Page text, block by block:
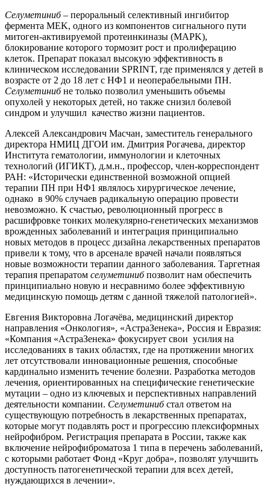
Селуметиниб– пероральный селективный ингибитор
фермента MEK, одного из компонентов сигнального пути
митоген-активируемой протеинкиназы (MAPK),
блокирование которого тормозит рост и пролиферацию
клеток. Препарат показал высокую эффективность в
клиническом исследовании SPRINT, где применялся у детей в
возрасте от 2 до 18 лет с НФ1 и неоперабельными ПН.
Селуметинибне только позволил уменьшить объемы
опухолей у некоторых детей, но также снизил болевой
синдром и улучшил качество жизни пациентов.
Алексей Александрович Масчан, заместитель генерального
директора НМИЦ ДГОИ им. Дмитрия Рогачева, директор
Института гематологии, иммунологии и клеточных
технологий (ИГИКТ), д.м.н., профессор, член-корреспондент
РАН: «Исторически единственной возможной опцией
терапии ПН при НФ1 являлось хирургическое лечение,
однако в 90% случаев радикальную операцию провести
невозможно. К счастью, революционный прогресс в
расшифровке тонких молекулярно-генетических механизмов
врожденных заболеваний и интеграция принципиально
новых методов в процесс дизайна лекарственных препаратов
привели к тому, что в арсенале врачей начали появляться
новые возможности терапии данного заболевания. Таргетная
терапия препаратом селуметинибпозволит нам обеспечить
принципиально новую и несравнимо более эффективную
медицинскую помощь детям с данной тяжелой патологией».
Евгения Викторовна Логачёва, медицинский директор
направления «Онкология», «АстраЗенека», Россия и Евразия:
«Компания «АстраЗенека» фокусирует свои усилия на
исследованиях в таких областях, где на протяжении многих
лет отсутствовали инновационные решения, способные
кардинально изменить течение болезни. Разработка методов
лечения, ориентированных на специфические генетические
мутации – одно из ключевых и перспективных направлений
деятельности компании. Селуметинибстал ответом на
существующую потребность в лекарственных препаратах,
которые могут подавлять рост и прогрессию плексиформных
нейрофибром. Регистрация препарата в России, также как
включение нейрофиброматоза 1 типа в перечень заболеваний,
с которыми работает Фонд «Круг добра», позволят улучшить
доступность патогенетической терапии для всех детей,
нуждающихся в лечении».